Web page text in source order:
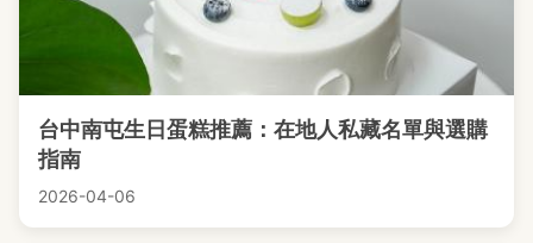
台中南屯生日蛋糕推薦：在地人私藏名單與選購
指南
2026-04-06